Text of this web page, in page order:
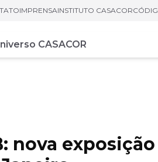
IMPRENSAINSTITUTO CASACOR
três caracteres
nova